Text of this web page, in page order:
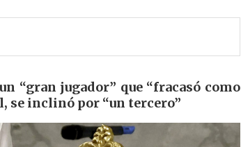
“gran jugador” que “fracasó como
se inclinó por “un tercero”